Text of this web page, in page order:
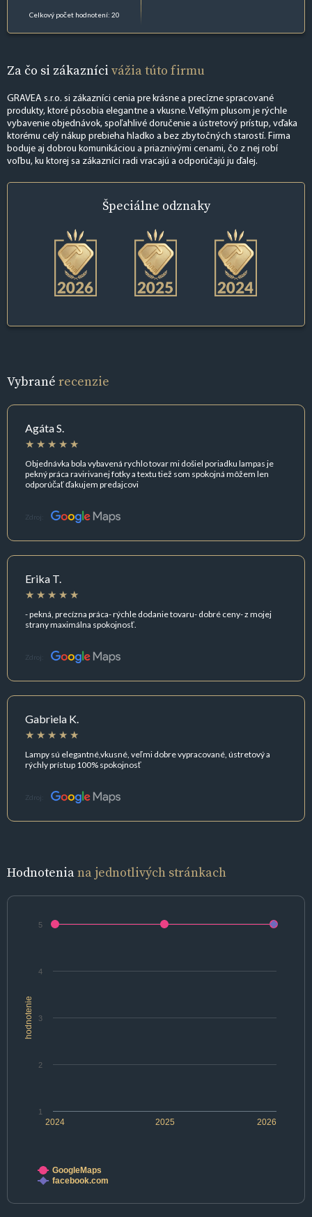
Celkový počet hodnotení: 20
Za čo si zákazníci vážia túto firmu
GRAVEA s.r.o. si zákazníci cenia pre krásne a precízne spracované
produkty, ktoré pôsobia elegantne a vkusne. Veľkým plusom je rýchle
vybavenie objednávok, spoľahlivé doručenie a ústretový prístup, vďaka
ktorému celý nákup prebieha hladko a bez zbytočných starostí. Firma
boduje aj dobrou komunikáciou a priaznivými cenami, čo z nej robí
voľbu, ku ktorej sa zákazníci radi vracajú a odporúčajú ju ďalej.
Špeciálne odznaky
Vybrané recenzie
Agáta S.
Objednávka bola vybavená rychlo tovar mi došiel poriadku lampas je
pekný práca ravirivanej fotky a textu tiež som spokojná môžem len
odporúčať ďakujem predajcovi
Zdroj:
Erika T.
- pekná, precízna práca- rýchle dodanie tovaru- dobré ceny- z mojej
strany maximálna spokojnosť.
Zdroj:
Gabriela K.
Lampy sú elegantné,vkusné, veľmi dobre vypracované, ústretový a
rýchly prístup 100% spokojnosť
Zdroj:
Hodnoteniana jednotlivých stránkach
hodnotenie
2024 2025 2026
1
2
3
4
5
GoogleMaps
facebook.com